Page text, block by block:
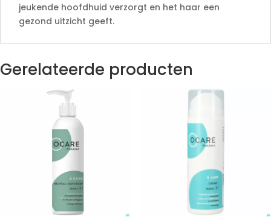
jeukende hoofdhuid verzorgt en het haar een
gezond uitzicht geeft.
Gerelateerde producten